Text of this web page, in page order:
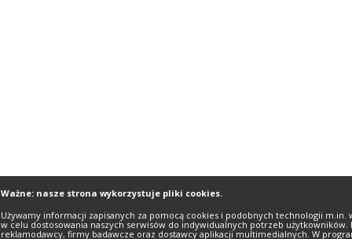
Ważne: nasze strona wykorzystuje pliki cookies.
Używamy informacji zapisanych za pomocą cookies i podobnych technologii
w celu dostosowania naszych serwisów do indywidualnych potrzeb użytkowników.
reklamodawcy, firmy badawcze oraz dostawcy aplikacji multimedialnych. W